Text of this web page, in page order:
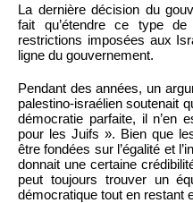
La dernière décision du
fait qu’étendre ce type
restrictions imposées aux
ligne du gouvernement.
Pendant des années, un
palestino-israélien soutenait
démocratie parfaite, il n’en
pour les Juifs ». Bien que
être fondées sur l’égalité et
donnait une certaine
peut toujours trouver un
démocratique tout en restant